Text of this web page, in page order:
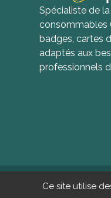
Spécialiste de
consommables
badges, cartes
adaptés aux
professionnels
Ce site utilise